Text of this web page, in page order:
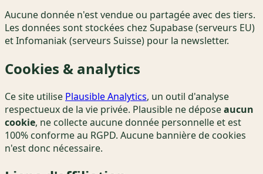
Aucune donnée n'est vendue ou partagée avec des tiers.
Les données sont stockées chez Supabase (serveurs EU)
et Infomaniak (serveurs Suisse) pour la newsletter.
Cookies & analytics
Ce site utilise Plausible Analytics, un outil d'analyse
respectueux de la vie privée. Plausible ne déposeaucun
cookie, ne collecte aucune donnée personnelle et est
100% conforme au RGPD. Aucune bannière de cookies
n'est donc nécessaire.